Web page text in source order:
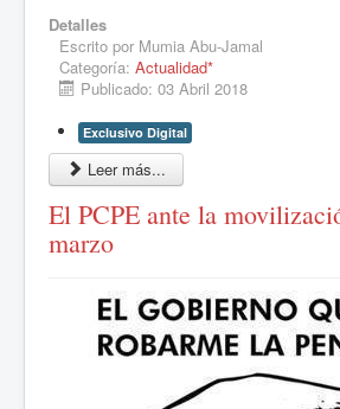
Detalles
Escrito por Mumia Abu-Jamal
Categoría: Actualidad*
Publicado: 03 Abril 2018
Exclusivo Digital
Leer más...
El PCPE ante la
marzo